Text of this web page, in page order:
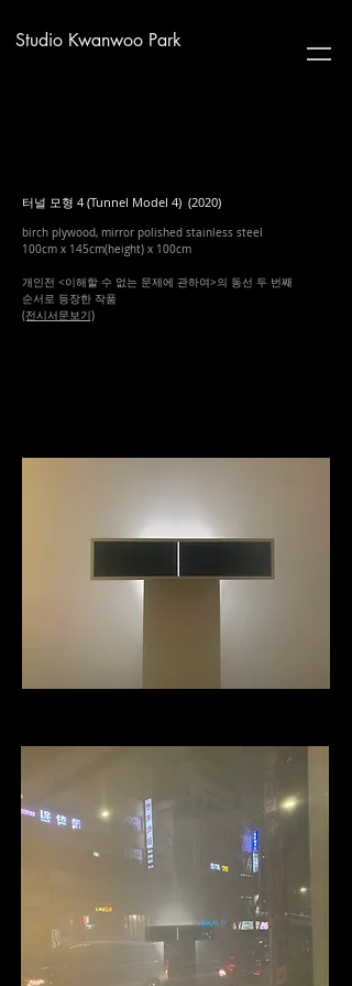
Studio Kwanwoo Park
터널 모형 4 (Tunnel Model 4) (2020)
birch plywood, mirror polished stainless steel
100cm x 145cm(height) x 100cm
​​개인전 <이해할 수 없는 문제에 관하여>의 동선 두 번째
순서로 등장한 작품
(전시서문보기)